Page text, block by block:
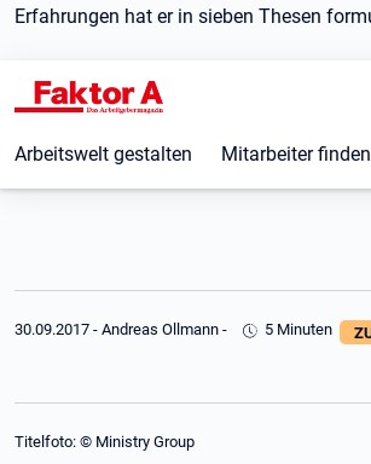
Erfahrungen hat er in sieben Thesen
Arbeitswelt gestalten Mitarbeiter finden
30.09.2017 - Andreas Ollmann - 5 Minuten
Titelfoto: © Ministry Group